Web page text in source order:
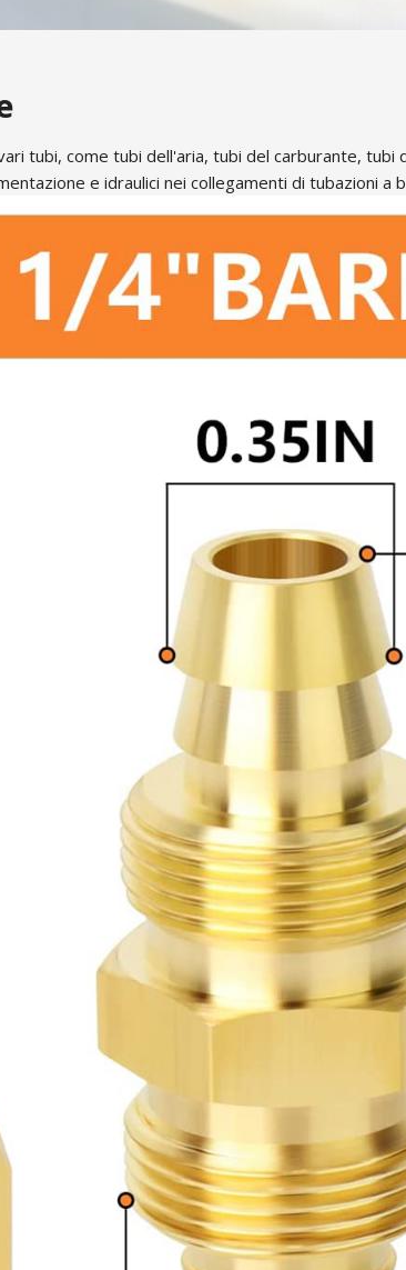
tubi, come tubi dell'aria, tubi del carburante, tubi
e idraulici nei collegamenti di tubazioni a